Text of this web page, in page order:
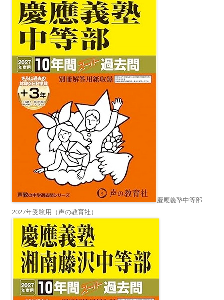
慶應義塾中等部
2027年受験用（声の教育社）